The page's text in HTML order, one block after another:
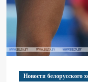
Новости белорусского